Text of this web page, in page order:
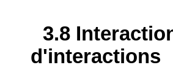
3.8
d'interactions